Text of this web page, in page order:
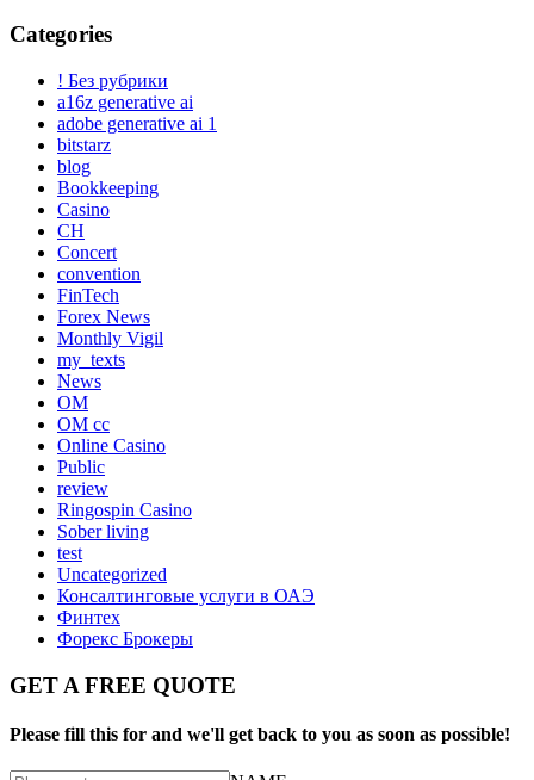
Categories
! Без рубрики
a16z generative ai
adobe generative ai 1
bitstarz
blog
Bookkeeping
Casino
CH
Concert
convention
FinTech
Forex News
Monthly Vigil
my_texts
News
OM
OM cc
Online Casino
Public
review
Ringospin Casino
Sober living
test
Uncategorized
Консалтинговые услуги в ОАЭ
Финтех
Форекс Брокеры
GET A FREE QUOTE
Please fill this for and we'll get back to you as soon as possible!